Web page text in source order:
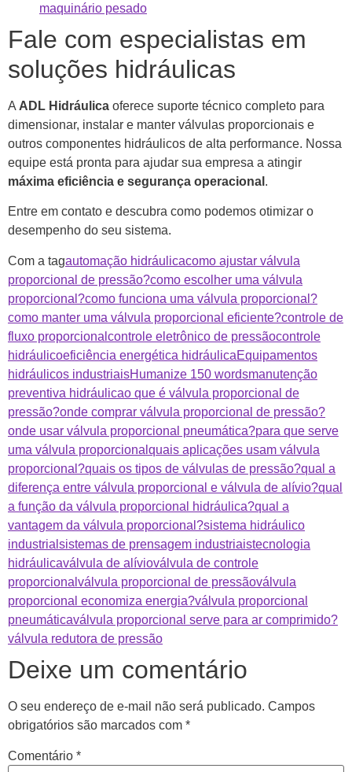
maquinário pesado
Fale com especialistas em
soluções hidráulicas
A ADL Hidráulica oferece suporte técnico completo para
dimensionar, instalar e manter válvulas proporcionais e
outros componentes hidráulicos de alta performance. Nossa
equipe está pronta para ajudar sua empresa a atingir
máxima eficiência e segurança operacional .
Entre em contato e descubra como podemos otimizar o
desempenho do seu sistema.
Com a tagautomação hidráulicacomo ajustar válvula
proporcional de pressão?como escolher uma válvula
proporcional?como funciona uma válvula proporcional?
como manter uma válvula proporcional eficiente?controle de
fluxo proporcional controle eletrônico de pressãocontrole
hidráulicoeficiência energética hidráulicaEquipamentos
hidráulicos industriaisHumanize 150 wordsmanutenção
preventiva hidráulicao que é válvula proporcional de
pressão?onde comprar válvula proporcional de pressão?
onde usar válvula proporcional pneumática?para que serve
uma válvula proporcional quais aplicações usam válvula
proporcional?quais os tipos de válvulas de pressão?qual a
diferença entre válvula proporcional e válvula de alívio?qual
a função da válvula proporcional hidráulica?qual a
vantagem da válvula proporcional?sistema hidráulico
industrial sistemas de prensagem industriaistecnologia
hidráulicaválvula de alívioválvula de controle
proporcional válvula proporcional de pressãoválvula
proporcional economiza energia?válvula proporcional
pneumáticaválvula proporcional serve para ar comprimido?
válvula redutora de pressão
Deixe um comentário
O seu endereço de e-mail não será publicado. Campos
obrigatórios são marcados com *
Comentário *